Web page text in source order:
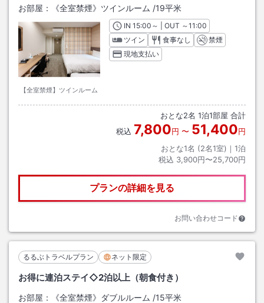
お部屋： 《全室禁煙》ツインルーム /19平米
【全室禁煙】ツインルーム
INチェックイン
15:00 ～ | OUT チェックアウト
～11:00
ツイン
食事なし
禁煙
現地支払い
おとな2名 1泊1部屋 合計
税込 7,800円 〜 51,400円
おとな1名 (2名1室)｜ 1泊
税込 3,900円〜25,700円
プランの詳細を見る
お問い合わせコード
るるぶトラベルプラン ネット限定
お得に連泊ステイ◇2泊以上（朝食付き）
お部屋： 《全室禁煙》ダブルルーム /15平米